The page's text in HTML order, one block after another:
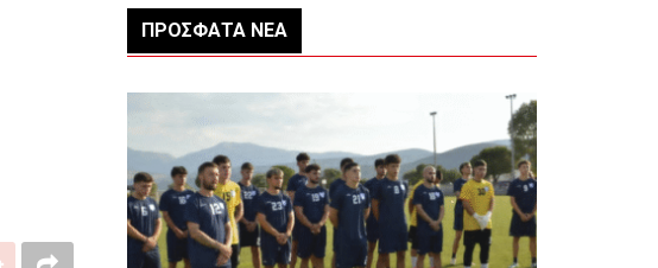
ΠΡΌΣΦΑΤΑ ΝΈΑ